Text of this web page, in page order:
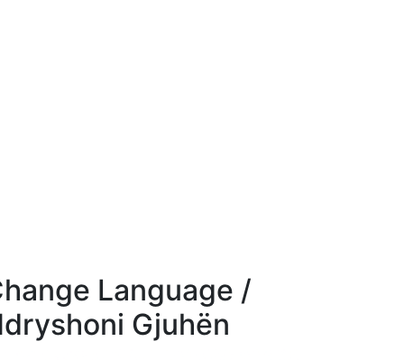
Language /
Gjuhën